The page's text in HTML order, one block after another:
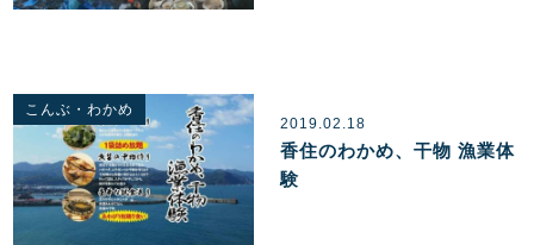
こんぶ・わかめ
2019.02.18
香住のわかめ、干物 漁業体
験